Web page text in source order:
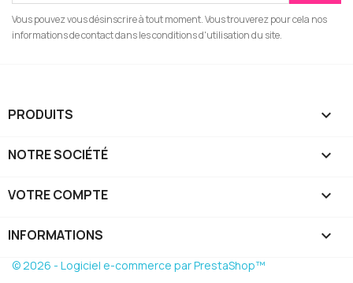
Vous pouvez vous désinscrire à tout moment. Vous trouverez pour cela nos
informations de contact dans les conditions d'utilisation du site.
PRODUITS 
NOTRE SOCIÉTÉ 
VOTRE COMPTE 
INFORMATIONS keyboard_arrow_down
© 2026 - Logiciel e-commerce par PrestaShop™